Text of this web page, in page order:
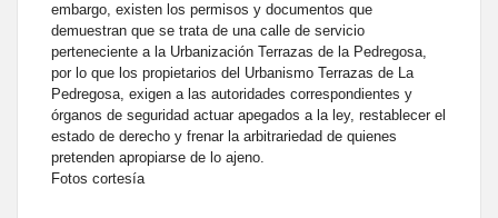
embargo, existen los permisos y documentos que
demuestran que se trata de una calle de servicio
perteneciente a la Urbanización Terrazas de la Pedregosa,
por lo que los propietarios del Urbanismo Terrazas de La
Pedregosa, exigen a las autoridades correspondientes y
órganos de seguridad actuar apegados a la ley, restablecer el
estado de derecho y frenar la arbitrariedad de quienes
pretenden apropiarse de lo ajeno.
Fotos cortesía